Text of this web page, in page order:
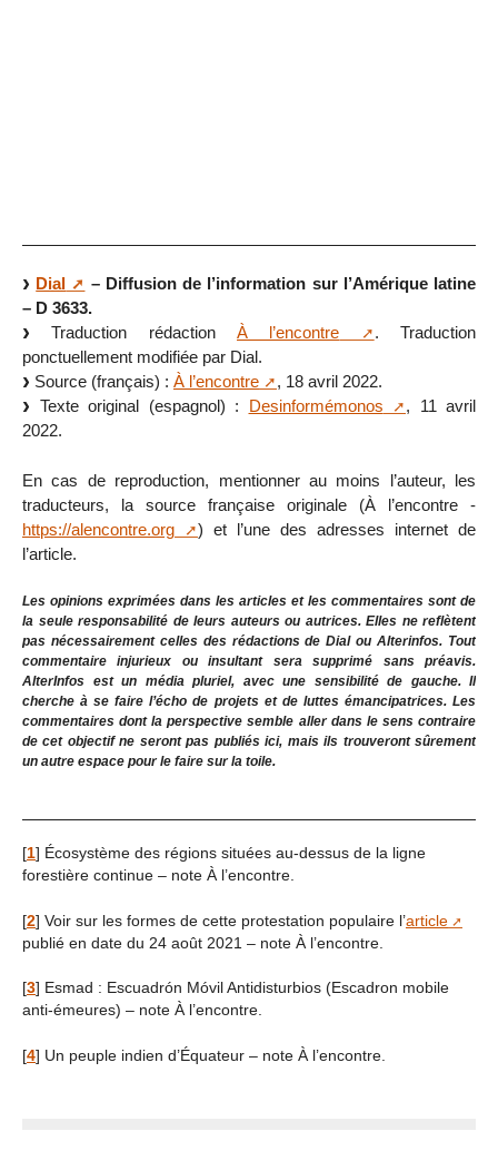
Dial
– Diffusion de l’information sur l’Amérique latine
– D 3633.
Traduction rédaction À l’encontre
. Traduction
ponctuellement modifiée par Dial.
Source (français) : À l’encontre
, 18 avril 2022.
Texte original (espagnol) : Desinformémonos
, 11 avril
2022.
En cas de reproduction, mentionner au moins l’auteur, les
traducteurs, la source française originale (À l’encontre -
https://alencontre.org
) et l’une des adresses internet de
l’article.
Les opinions exprimées dans les articles et les commentaires sont de
la seule responsabilité de leurs auteurs ou autrices. Elles ne reflètent
pas nécessairement celles des rédactions de Dial ou Alterinfos. Tout
commentaire injurieux ou insultant sera supprimé sans préavis.
AlterInfos est un média pluriel, avec une sensibilité de gauche. Il
cherche à se faire l’écho de projets et de luttes émancipatrices. Les
commentaires dont la perspective semble aller dans le sens contraire
de cet objectif ne seront pas publiés ici, mais ils trouveront sûrement
un autre espace pour le faire sur la toile.
[1] Écosystème des régions situées au-dessus de la ligne
forestière continue – note À l’encontre.
[2] Voir sur les formes de cette protestation populaire l’article
publié en date du 24 août 2021 – note À l’encontre.
[3] Esmad : Escuadrón Móvil Antidisturbios (Escadron mobile
anti-émeures) – note À l’encontre.
[4] Un peuple indien d’Équateur – note À l’encontre.